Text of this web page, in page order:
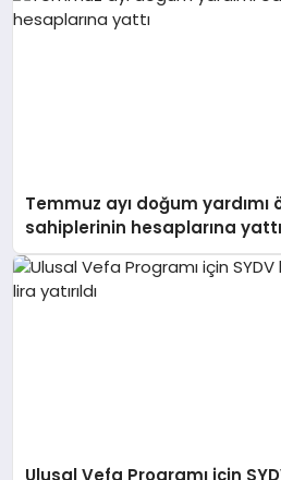
Temmuz ayı doğum
sahiplerinin hesaplarına yattı
Ulusal Vefa Programı için